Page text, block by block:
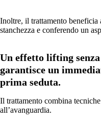
Inoltre, il trattamento beneficia
stanchezza e conferendo un
Un effetto lifting
garantisce un
prima seduta.
Il trattamento combina
all’avanguardia.